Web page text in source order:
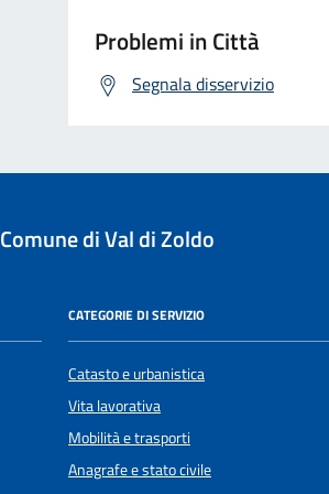
Problemi in Città
Segnala disservizio
Comune di Val di Zoldo
CATEGORIE DI SERVIZIO
Catasto e urbanistica
Vita lavorativa
Mobilità e trasporti
Anagrafe e stato civile